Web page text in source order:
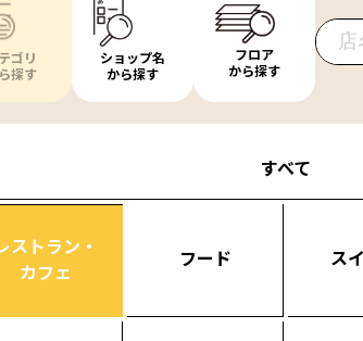
ゴリ
探す
ショップ名
から探す
フロア
から探す
すべて
ストラン・
カフェ
フード ス